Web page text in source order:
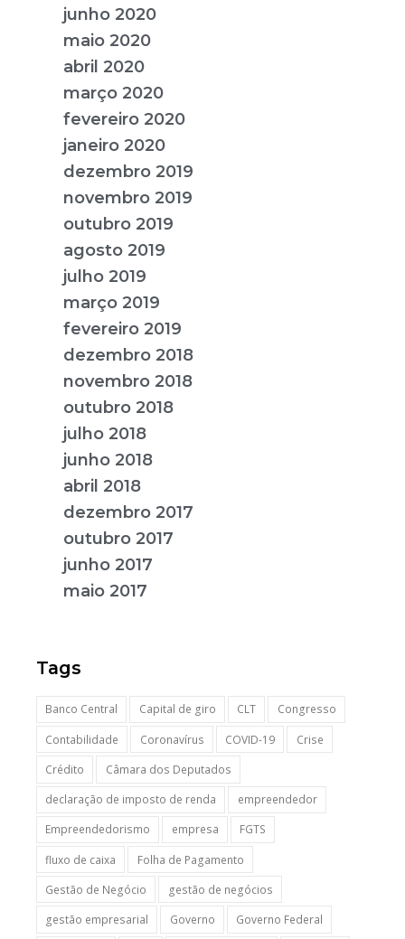
junho 2020
maio 2020
abril 2020
março 2020
fevereiro 2020
janeiro 2020
dezembro 2019
novembro 2019
outubro 2019
agosto 2019
julho 2019
março 2019
fevereiro 2019
dezembro 2018
novembro 2018
outubro 2018
julho 2018
junho 2018
abril 2018
dezembro 2017
outubro 2017
junho 2017
maio 2017
Tags
Banco Central Capital de giro CLT
Congresso
Contabilidade
Coronavírus COVID-19
Crise
Crédito
Câmara dos Deputados
declaração de imposto de renda
empreendedor
Empreendedorismo
empresa
FGTS
fluxo de caixa
Folha de Pagamento
Gestão de Negócio
gestão de negócios
gestão empresarial
Governo
Governo Federal